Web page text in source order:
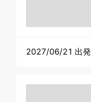
2027/06/21 出発